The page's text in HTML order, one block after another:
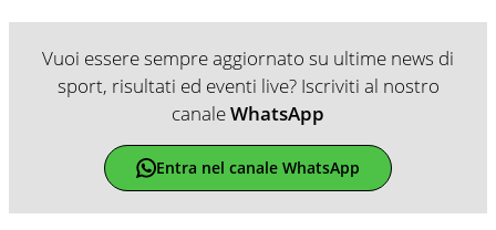
Vuoi essere sempre aggiornato su ultime news di
sport, risultati ed eventi live? Iscriviti al nostro
canaleWhatsApp
Entra nel canale WhatsApp